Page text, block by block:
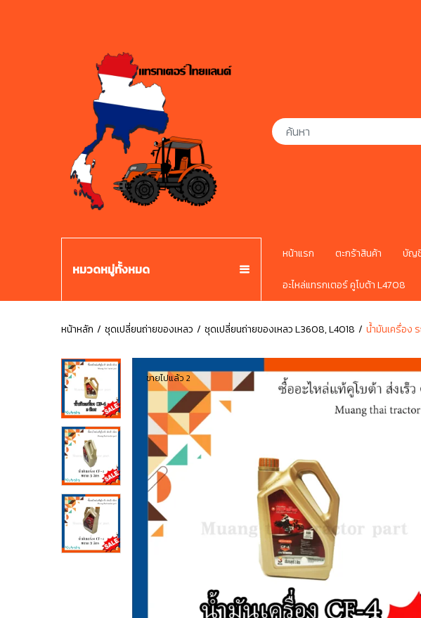
หมวดหมู่ทั้งหมด
หน้าแรก ตะกร้าสินค้า บัญ
อะไหล่แทรกเตอร์ คูโบต้า L4708
หน้าหลัก ชุดเปลี่ยนถ่ายของเหลว ชุดเปลี่ยนถ่ายของเหลว L3608, L4018 น้ำมันเครื่อง
ขายไปแล้ว 2